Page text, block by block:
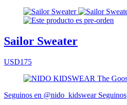
Sailor Sweater
USD175
Seguinos en @nido_kidswear Seguinos